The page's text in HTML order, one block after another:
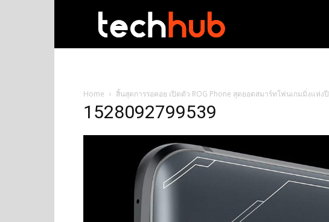
Home สิ้นสุดการรอคอย เปิดตัว ROG Phone สุดยอดสมาร์ทโฟนเกมมิ่งแห่งปี
1528092799539